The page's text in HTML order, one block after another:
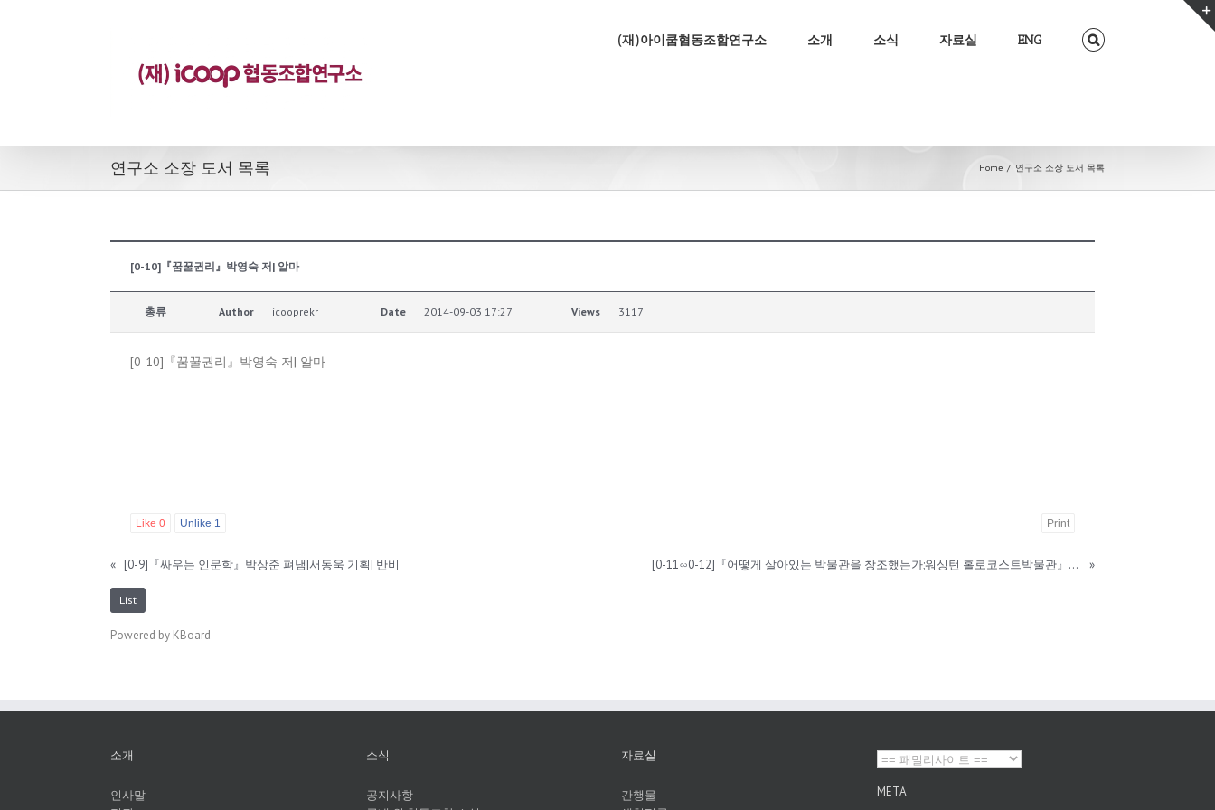
(재)아이쿱협동조합연구소 소개 소식 자료실 ENG
연구소 소장 도서 목록 Home / 연구소 소장 도서 목록
[0-10]『꿈꿀권리』박영숙 저| 알마
총류 Author icooprekr Date 2014-09-03 17:27 Views 3117
[0-10]『꿈꿀권리』박영숙 저| 알마
Like 0 Unlike 1 Print
« [0-9]『싸우는 인문학』박상준 펴냄|서동욱 기획| 반비 [0-11∽0-12]『어떻게 살아있는 박물관을 창조했는가;워싱턴 홀로코스트박물관』이정은|민속원 »
List
Powered by KBoard
소개
인사말
소식
공지사항
자료실
간행물
META